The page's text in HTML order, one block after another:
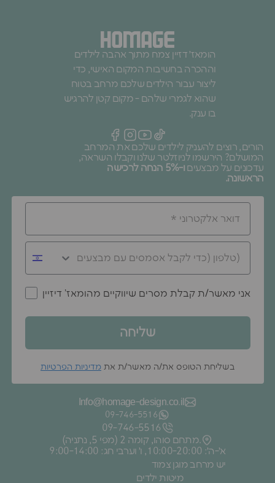
הומאז׳ דזיין צמח מתוך אהבה לילדים
וההכרה בחשיבות המקום האישי, כדי
ליצור עבור הילדים שלכם מרחב בטוח
שהוא לגמרי שלהם - מקום קטן להרגיש
בו ענק.
הורים, רוצים להעניק לילדים שלכם את המרחב
המושלם? הירשמו לניוזלטר שלנו וקבלו השראה,
עדכונים על מבצעים
ו-5% הנחה לרכישה
הראשונה.
אני מאשר/ת קבלת מסרים שיווקיים מהומאז' דיזיין
שליחה
בשליחת הטופס את/ה מאשר/ת את מדיניות הפרטיות
Info@homage-design.co.il
09‑746‑5516
09‑746‑5516
מתחם סוהו, קומה 2 (מפי 5, נתניה).
א׳-ה׳: 10:00-20:00, ו׳ וערבי חג: 9:00-14:00
יש מרחב מוגן צמוד
מיטות ילדים